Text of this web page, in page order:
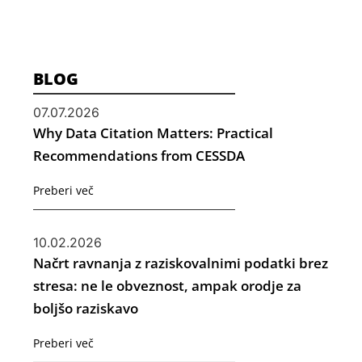
BLOG
07.07.2026
Why Data Citation Matters: Practical
Recommendations from CESSDA
Preberi več
10.02.2026
Načrt ravnanja z raziskovalnimi podatki brez
stresa: ne le obveznost, ampak orodje za
boljšo raziskavo
Preberi več